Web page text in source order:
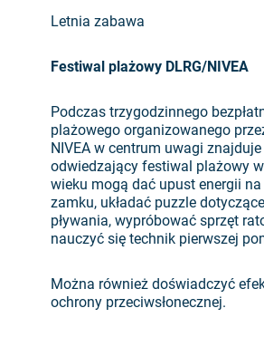
Letnia zabawa
Festiwal plażowy DLRG/NIVEA
Podczas trzygodzinnego
plażowego organizowanego
NIVEA w centrum uwagi
odwiedzający festiwal plażowy
wieku mogą dać upust energii
zamku, układać puzzle
pływania, wypróbować sprzęt
nauczyć się technik pierwszej
Można również doświadczyć
ochrony przeciwsłonecznej.